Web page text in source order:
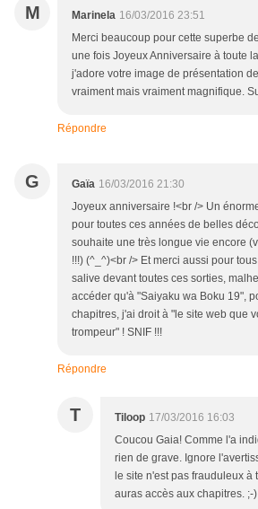
M Marinela 16/03/2016 23:51
Merci beaucoup pour cette superbe
une fois Joyeux Anniversaire à toute
j'adore votre image de présentation
vraiment mais vraiment magnifique.
Répondre
G Gaïa 16/03/2016 21:30
Joyeux anniversaire !<br /> Un
pour toutes ces années de belles
souhaite une très longue vie encore
!!!) (^_^)<br /> Et merci aussi pour
salive devant toutes ces sorties,
accéder qu'à "Saiyaku wa Boku 19",
chapitres, j'ai droit à "le site web que
trompeur" ! SNIF !!!
Répondre
T Tiloop 17/03/2016 16:03
Coucou Gaia! Comme l'a
rien de grave. Ignore
le site n'est pas frauduleux à
auras accès aux chapitres. ;-)